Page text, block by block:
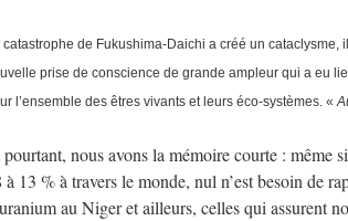
catastrophe de Fukushima-Daichi a créé un
prise de conscience de grande ampleur qui a eu
l’ensemble des êtres vivants et leurs éco-systèmes. «
nous avons la mémoire courte : même
à 13 % à travers le monde, nul n’est besoin de
au Niger et ailleurs, celles qui assurent